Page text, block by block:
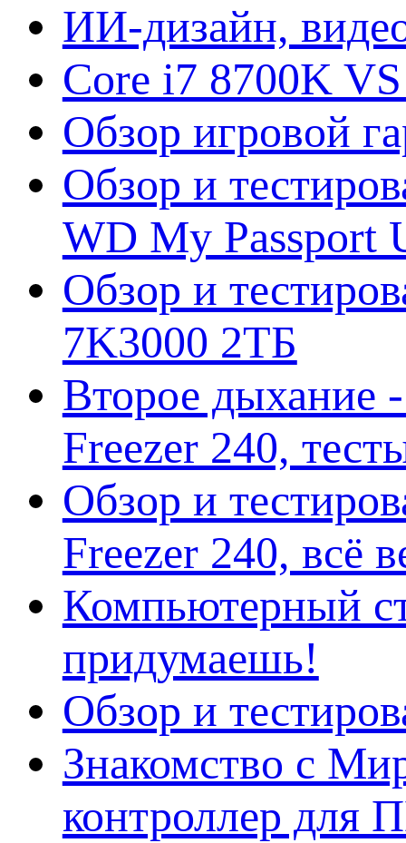
ИИ-дизайн,
Core i7 8700K
Обзор игровой
Обзор и
WD My Passport
Обзор и
7K3000 2ТБ
Второе дыхание
Freezer 240,
Обзор и
Freezer 240, всё
Компьютерный
придумаешь!
Обзор и
Знакомство с
контроллер для